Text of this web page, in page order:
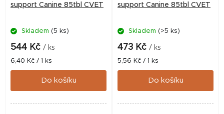
support Canine 85tbl CVET
Skladem (5 ks)
544 Kč / ks
Měrná
cena:
6,40 Kč / 1 ks
Do košíku
support Canine 85tbl CVET
Skladem (>5 ks)
473 Kč / ks
Měrná
cena:
5,56 Kč / 1 ks
Do košíku